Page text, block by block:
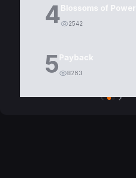
4Blossoms of Power
2542
5Payback
8263